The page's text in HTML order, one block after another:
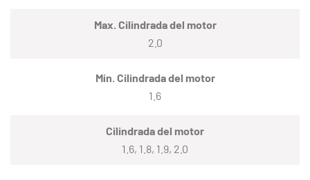
Max. Cilindrada del motor
2.0
Mín. Cilindrada del motor
1.6
Cilindrada del motor
1.6, 1.8, 1.9, 2.0